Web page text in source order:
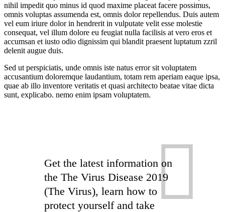
nihil impedit quo minus id quod maxime placeat facere possimus,
omnis voluptas assumenda est, omnis dolor repellendus. Duis autem
vel eum iriure dolor in hendrerit in vulputate velit esse molestie
consequat, vel illum dolore eu feugiat nulla facilisis at vero eros et
accumsan et iusto odio dignissim qui blandit praesent luptatum zzril
delenit augue duis.
Sed ut perspiciatis, unde omnis iste natus error sit voluptatem
accusantium doloremque laudantium, totam rem aperiam eaque ipsa,
quae ab illo inventore veritatis et quasi architecto beatae vitae dicta
sunt, explicabo. nemo enim ipsam voluptatem.
Get the latest information on
the The Virus Disease 2019
(The Virus), learn how to
protect yourself and take